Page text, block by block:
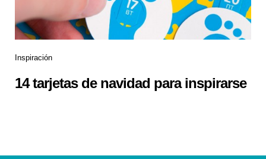
Inspiración
14 tarjetas de navidad para inspirarse